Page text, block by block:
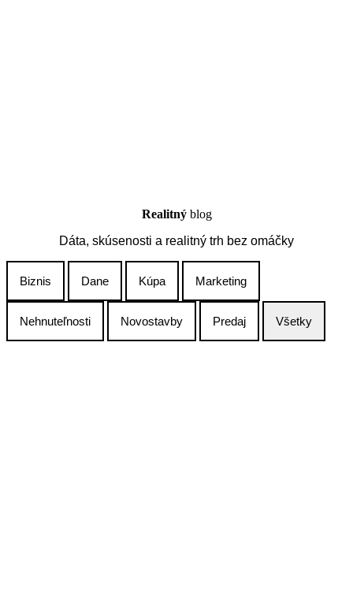
Realitnýblog
Dáta, skúsenosti a realitný trh bez omáčky
Biznis Dane Kúpa Marketing
Nehnuteľnosti Novostavby Predaj Všetky